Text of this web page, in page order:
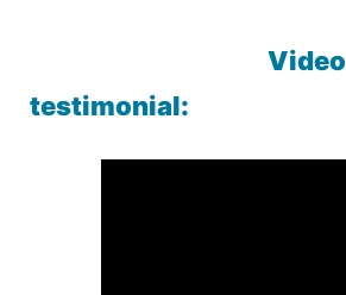
Video
testimonial: